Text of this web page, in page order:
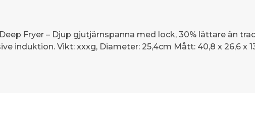
Deep Fryer – Djup gjutjärnspanna med lock, 30% lättare än
induktion. Vikt: xxxg, Diameter: 25,4cm Mått: 40,8 x 26,6 x